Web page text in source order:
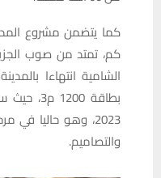
كم، تمتد من صوب
الشامية انتهاءا
بطاقة
2023، وهو حاليا في
والتصاميم.